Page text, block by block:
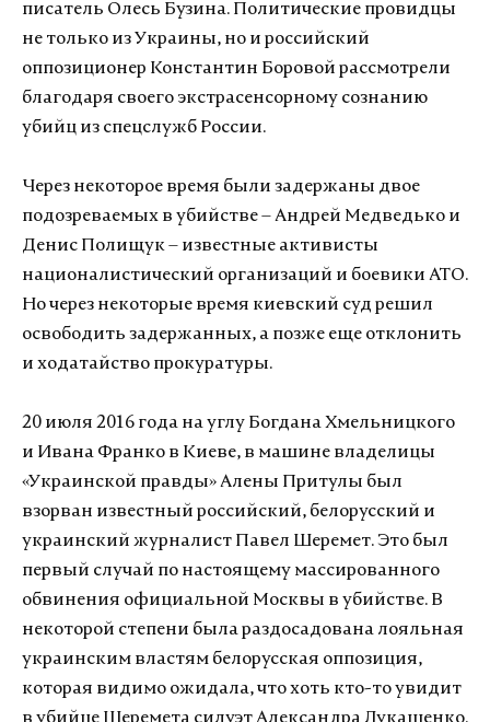
писатель Олесь Бузина. Политические провидцы
не только из Украины, но и российский
оппозиционер Константин Боровой рассмотрели
благодаря своего экстрасенсорному сознанию
убийц из спецслужб России.
Через некоторое время были задержаны двое
подозреваемых в убийстве – Андрей Медведько и
Денис Полищук – известные активисты
националистический организаций и боевики АТО.
Но через некоторые время киевский суд решил
освободить задержанных, а позже еще отклонить
и ходатайство прокуратуры.
20 июля 2016 года на углу Богдана Хмельницкого
и Ивана Франко в Киеве, в машине владелицы
«Украинской правды» Алены Притулы был
взорван известный российский, белорусский и
украинский журналист Павел Шеремет. Это был
первый случай по настоящему массированного
обвинения официальной Москвы в убийстве. В
некоторой степени была раздосадована лояльная
украинским властям белорусская оппозиция,
которая видимо ожидала, что хоть кто-то увидит